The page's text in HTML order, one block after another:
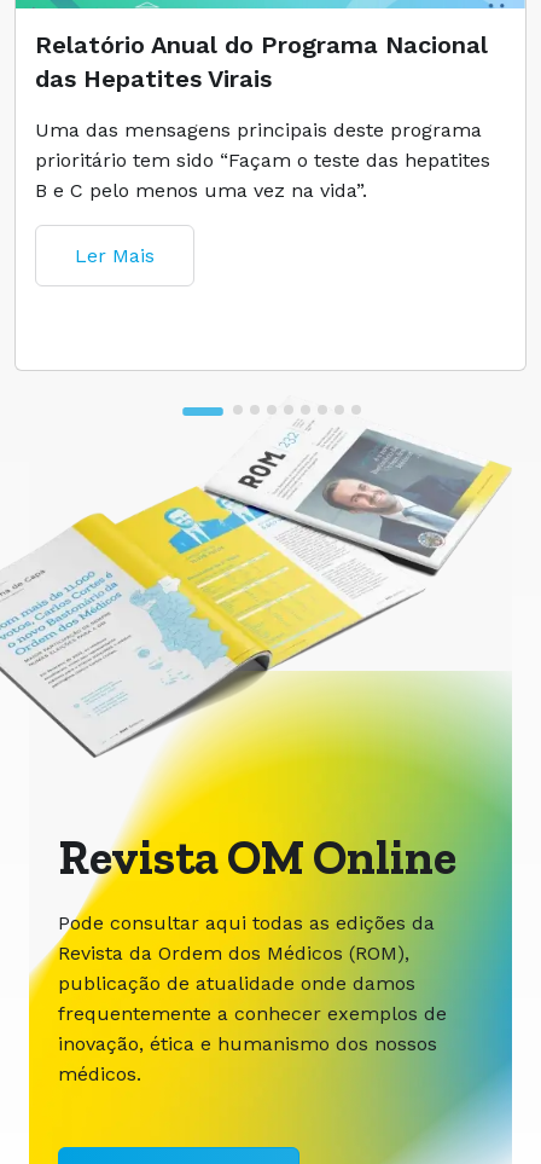
Relatório Anual do Programa Nacional
das Hepatites Virais
Uma das mensagens principais deste programa
prioritário tem sido “Façam o teste das hepatites
B e C pelo menos uma vez na vida”.
Ler Mais
Revista OM Online
Pode consultar aqui todas as edições da
Revista da Ordem dos Médicos (ROM),
publicação de atualidade onde damos
frequentemente a conhecer exemplos de
inovação, ética e humanismo dos nossos
médicos.